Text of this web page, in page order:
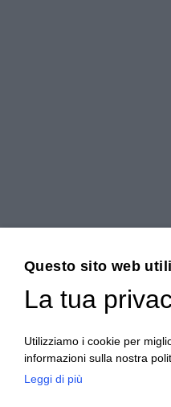
Questo sito web
La tua
Utilizziamo i cookie per
informazioni sulla nostra
Leggi di più